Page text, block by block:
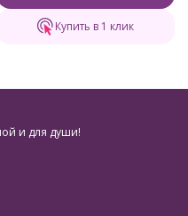
Купить в 1 клик
и для души!